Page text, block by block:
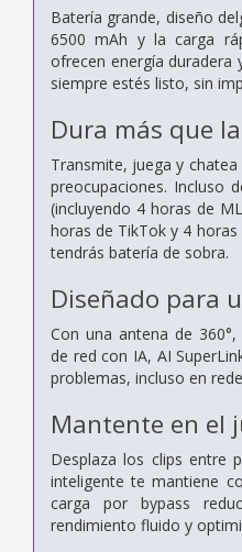
Batería grande, diseño
6500 mAh y la carga
ofrecen energía duradera
siempre estés listo, sin
Dura más que
Transmite, juega y
preocupaciones. Incluso
(incluyendo 4 horas de
horas de TikTok y 4 horas
tendrás batería de sobra.
Diseñado para
Con una antena de
de red con IA, AI
problemas, incluso en
Mantente en el
Desplaza los clips entre
inteligente te mantiene
carga por bypass
rendimiento fluido y